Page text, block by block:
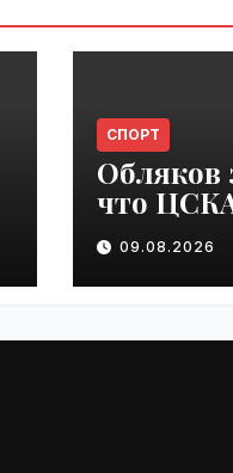
СПОРТ
Обляков
что
хватает
| 09.08.2026